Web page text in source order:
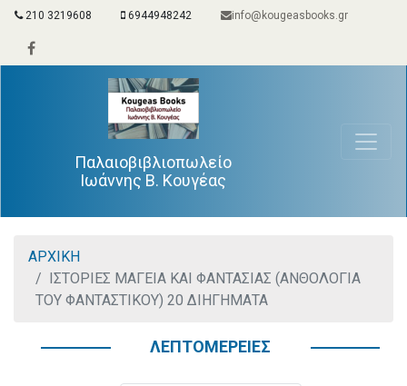
210 3219608 6944948242 info@kougeasbooks.gr
Παλαιοβιβλιοπωλείο
Ιωάννης Β. Κουγέας
ΑΡΧΙΚΗ
ΙΣΤΟΡΙΕΣ ΜΑΓΕΙΑ ΚΑΙ ΦΑΝΤΑΣΙΑΣ (ΑΝΘΟΛΟΓΙΑ
ΤΟΥ ΦΑΝΤΑΣΤΙΚΟΥ) 20 ΔΙΗΓΗΜΑΤΑ
ΛΕΠΤΟΜΕΡΕΙΕΣ